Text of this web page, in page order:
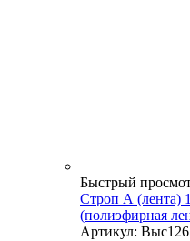
Быстрый
Строп А (лента)
(полиэфирная
Артикул: Выс126